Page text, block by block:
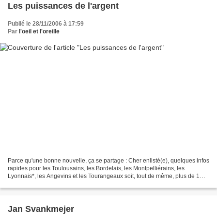
Les puissances de l'argent
Publié le 28/11/2006 à 17:59
Par l'oeil et l'oreille
Parce qu'une bonne nouvelle, ça se partage : Cher enlisté(e), quelques infos
rapides pour les Toulousains, les Bordelais, les Montpelliérains, les
Lyonnais*, les Angevins et les Tourangeaux soit, tout de même, plus de 1
Jan Svankmejer